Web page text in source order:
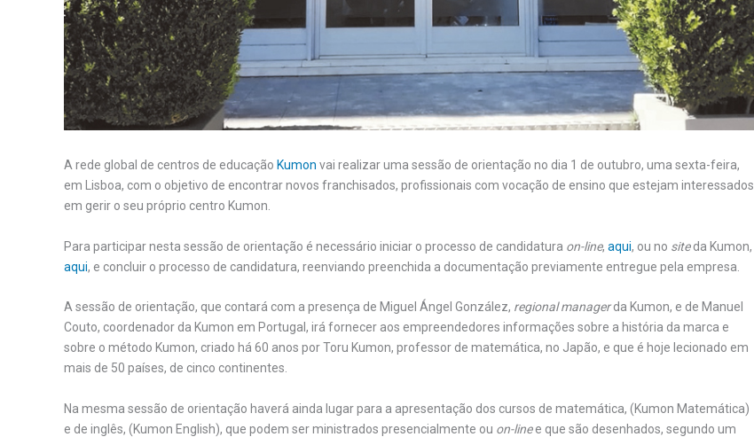
A rede global de centros de educação Kumon vai realizar uma sessão de orientação no dia 1 de outubro, uma sexta-feira,
em Lisboa, com o objetivo de encontrar novos franchisados, profissionais com vocação de ensino que estejam interessados
em gerir o seu próprio centro Kumon.
Para participar nesta sessão de orientação é necessário iniciar o processo de candidatura on-line, aqui, ou no siteda Kumon,
aqui, e concluir o processo de candidatura, reenviando preenchida a documentação previamente entregue pela empresa.
A sessão de orientação, que contará com a presença de Miguel Ángel González, regional managerda Kumon, e de Manuel
Couto, coordenador da Kumon em Portugal, irá fornecer aos empreendedores informações sobre a história da marca e
sobre o método Kumon, criado há 60 anos por Toru Kumon, professor de matemática, no Japão, e que é hoje lecionado em
mais de 50 países, de cinco continentes.
Na mesma sessão de orientação haverá ainda lugar para a apresentação dos cursos de matemática, (Kumon Matemática)
e de inglês, (Kumon English), que podem ser ministrados presencialmente ou on-linee que são desenhados, segundo um